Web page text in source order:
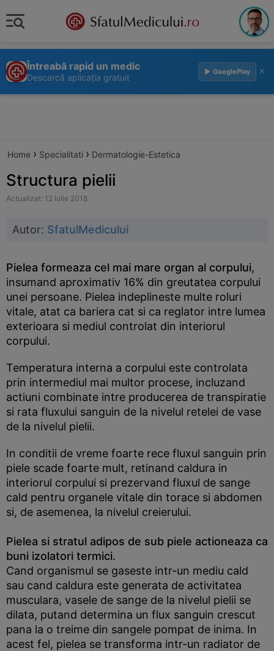
Întreabă rapid un medic
Descarcă aplicația gratuit
▶ GooglePlay ×
Home › Specialitati › Dermatologie-Estetica
Structura pielii
Actualizat: 12 Iulie 2018
Autor: SfatulMedicului
Pielea formeaza cel mai mare organ al corpului,
insumand aproximativ 16% din greutatea corpului
unei persoane. Pielea indeplineste multe roluri
vitale, atat ca bariera cat si ca reglator intre lumea
exterioara si mediul controlat din interiorul
corpului.
Temperatura interna a corpului este controlata
prin intermediul mai multor procese, incluzand
actiuni combinate intre producerea de transpiratie
si rata fluxului sanguin de la nivelul retelei de vase
de la nivelul pielii.
In conditii de vreme foarte rece fluxul sanguin prin
piele scade foarte mult, retinand caldura in
interiorul corpului si prezervand fluxul de sange
cald pentru organele vitale din torace si abdomen
si, de asemenea, la nivelul creierului.
Pielea si stratul adipos de sub piele actioneaza ca
buni izolatori termici.
Cand organismul se gaseste intr-un mediu cald
sau cand caldura este generata de activitatea
musculara, vasele de sange de la nivelul pielii se
dilata, putand determina un flux sanguin crescut
pana la o treime din sangele pompat de inima. In
acest fel, pielea se transforma intr-un radiator de